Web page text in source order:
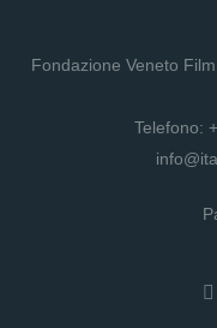
Fondazione Veneto
Telefono: